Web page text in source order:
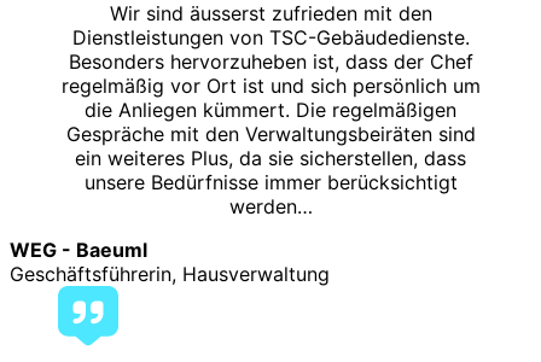
Wir sind äusserst zufrieden mit den
Dienstleistungen von TSC-Gebäudedienste.
Besonders hervorzuheben ist, dass der Chef
regelmäßig vor Ort ist und sich persönlich um
die Anliegen kümmert. Die regelmäßigen
Gespräche mit den Verwaltungsbeiräten sind
ein weiteres Plus, da sie sicherstellen, dass
unsere Bedürfnisse immer berücksichtigt
werden…
WEG - Baeuml
Geschäftsführerin, Hausverwaltung